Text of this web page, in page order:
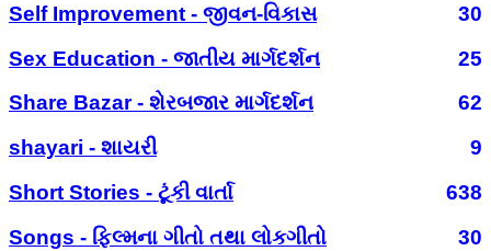
Self Improvement - જીવન-વિકાસ
30
Sex Education - જાતીય માર્ગદર્શન
25
Share Bazar - શેરબજાર માર્ગદર્શન
62
shayari - શાયરી
9
Short Stories - ટૂંકી વાર્તા
638
Songs - ફિલ્મના ગીતો તથા લોકગીતો
30